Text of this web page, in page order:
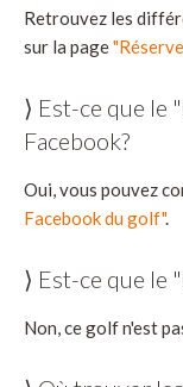
Retrouvez les
sur la page
⟩ Est-ce que le
Facebook?
Oui, vous pouvez
Facebook du golf".
⟩ Est-ce que le
Non, ce golf n'est